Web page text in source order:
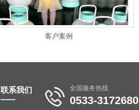
客户案例
联系我们 全国服务热线
0533-3172680